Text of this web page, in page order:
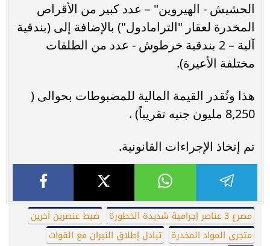
الحشيش - الهيروين" – عدد كبير من الأقراص
المخدرة لعقار "الترامادول") بالإضافة إلى (بندقية
آلية – 2 بندقية خرطوش - عدد من الطلقات
مختلفة الأعيرة).
هذا وتُقدر القيمة المالية للمضبوطات بحوالى (
8,250 مليون جنيه تقريباً) .
تم إتخاذ الإجراءات القانونية.
مصرع 3 عناصر إجرامية شديدة الخطورة
ضبط عنصرين آخرين
متجرى المواد المخدرة
تبادل إطلاق النيران مع القوات